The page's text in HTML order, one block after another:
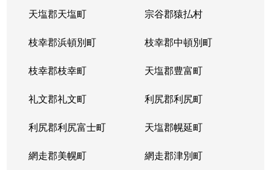
天塩郡天塩町 宗谷郡猿払村
枝幸郡浜頓別町 枝幸郡中頓別町
枝幸郡枝幸町 天塩郡豊富町
礼文郡礼文町 利尻郡利尻町
利尻郡利尻富士町 天塩郡幌延町
網走郡美幌町 網走郡津別町